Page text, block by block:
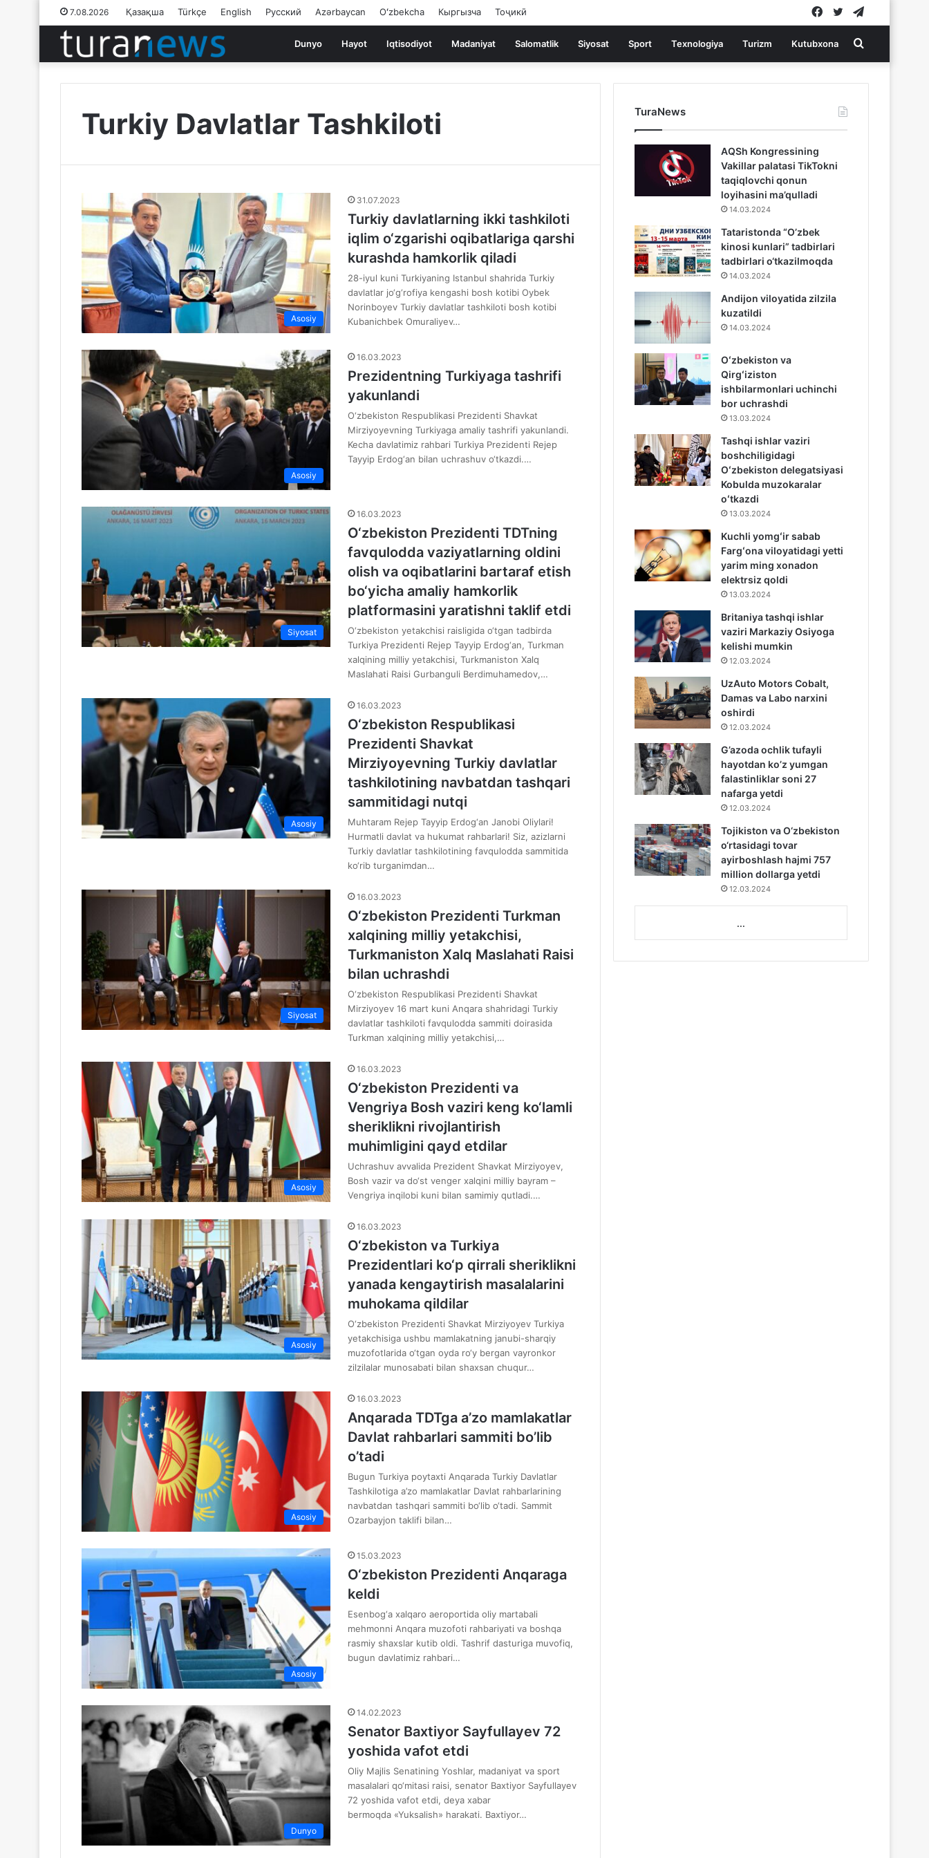
7.08.2026 Қазақша Türkçe English Русский Azərbaycan Oʻzbekcha Кыргызча Тоҷикӣ Twitter
Facebook
Dunyo Hayot Iqtisodiyot Madaniyat Salomatlik Siyosat Sport Texnologiya Turizm Kutubxona Search
for
Turkiy Davlatlar Tashkiloti
Asosiy
31.07.2023
Turkiy davlatlarning ikki tashkiloti
iqlim o‘zgarishi oqibatlariga qarshi
kurashda hamkorlik qiladi
28-iyul kuni Turkiyaning Istanbul shahrida Turkiy
davlatlar jo‘g‘rofiya kengashi bosh kotibi Oybek
Norinboyev Turkiy davlatlar tashkiloti bosh kotibi
Kubanichbek Omuraliyev…
Asosiy
16.03.2023
Prezidentning Turkiyaga tashrifi
yakunlandi
O‘zbekiston Respublikasi Prezidenti Shavkat
Mirziyoyevning Turkiyaga amaliy tashrifi yakunlandi.
Kecha davlatimiz rahbari Turkiya Prezidenti Rejep
Tayyip Erdog‘an bilan uchrashuv o‘tkazdi.…
Siyosat
16.03.2023
O‘zbekiston Prezidenti TDTning
favqulodda vaziyatlarning oldini
olish va oqibatlarini bartaraf etish
bo‘yicha amaliy hamkorlik
platformasini yaratishni taklif etdi
O‘zbekiston yetakchisi raisligida o‘tgan tadbirda
Turkiya Prezidenti Rejep Tayyip Erdog‘an, Turkman
xalqining milliy yetakchisi, Turkmaniston Xalq
Maslahati Raisi Gurbanguli Berdimuhamedov,…
Asosiy
16.03.2023
​​​​​​​O‘zbekiston Respublikasi
Prezidenti Shavkat
Mirziyoyevning Turkiy davlatlar
tashkilotining navbatdan tashqari
sammitidagi nutqi
Muhtaram Rejep Tayyip Erdog‘an Janobi Oliylari!
Hurmatli davlat va hukumat rahbarlari! Siz, azizlarni
Turkiy davlatlar tashkilotining favqulodda sammitida
ko‘rib turganimdan…
Siyosat
16.03.2023
O‘zbekiston Prezidenti Turkman
xalqining milliy yetakchisi,
Turkmaniston Xalq Maslahati Raisi
bilan uchrashdi
O‘zbekiston Respublikasi Prezidenti Shavkat
Mirziyoyev 16 mart kuni Anqara shahridagi Turkiy
davlatlar tashkiloti favqulodda sammiti doirasida
Turkman xalqining milliy yetakchisi,…
Asosiy
16.03.2023
O‘zbekiston Prezidenti va
Vengriya Bosh vaziri keng ko‘lamli
sheriklikni rivojlantirish
muhimligini qayd etdilar
Uchrashuv avvalida Prezident Shavkat Mirziyoyev,
Bosh vazir va do‘st venger xalqini milliy bayram –
Vengriya inqilobi kuni bilan samimiy qutladi.…
Asosiy
16.03.2023
O‘zbekiston va Turkiya
Prezidentlari ko‘p qirrali sheriklikni
yanada kengaytirish masalalarini
muhokama qildilar
O‘zbekiston Prezidenti Shavkat Mirziyoyev Turkiya
yetakchisiga ushbu mamlakatning janubi-sharqiy
muzofotlarida o‘tgan oyda ro‘y bergan vayronkor
zilzilalar munosabati bilan shaxsan chuqur…
Asosiy
16.03.2023
Anqarada TDTga a’zo mamlakatlar
Davlat rahbarlari sammiti bo’lib
o’tadi
Bugun Turkiya poytaxti Anqarada Turkiy Davlatlar
Tashkilotiga a’zo mamlakatlar Davlat rahbarlarining
navbatdan tashqari sammiti bo‘lib o‘tadi. Sammit
Ozarbayjon taklifi bilan…
Asosiy
15.03.2023
O‘zbekiston Prezidenti Anqaraga
keldi
Esenbog‘a xalqaro aeroportida oliy martabali
mehmonni Anqara muzofoti rahbariyati va boshqa
rasmiy shaxslar kutib oldi. Tashrif dasturiga muvofiq,
bugun davlatimiz rahbari…
Dunyo
14.02.2023
Senator Baxtiyor Sayfullayev 72
yoshida vafot etdi
Oliy Majlis Senatining Yoshlar, madaniyat va sport
masalalari qo‘mitasi raisi, senator Baxtiyor Sayfullayev
72 yoshida vafot etdi, deya xabar
bermoqda «Yuksalish» harakati. Baxtiyor…
TuraNews
AQSh Kongressining
Vakillar palatasi TikTokni
taqiqlovchi qonun
loyihasini ma’qulladi
14.03.2024
Tataristonda “O’zbek
kinosi kunlari” tadbirlari
tadbirlari o‘tkazilmoqda
14.03.2024
Andijon viloyatida zilzila
kuzatildi
14.03.2024
Oʻzbekiston va
Qirgʻiziston
ishbilarmonlari uchinchi
bor uchrashdi
13.03.2024
Tashqi ishlar vaziri
boshchiligidagi
Oʻzbekiston delegatsiyasi
Kobulda muzokaralar
oʻtkazdi
13.03.2024
Kuchli yomgʻir sabab
Fargʻona viloyatidagi yetti
yarim ming xonadon
elektrsiz qoldi
13.03.2024
Britaniya tashqi ishlar
vaziri Markaziy Osiyoga
kelishi mumkin
12.03.2024
UzAuto Motors Cobalt,
Damas va Labo narxini
oshirdi
12.03.2024
G’azoda ochlik tufayli
hayotdan ko’z yumgan
falastinliklar soni 27
nafarga yetdi
12.03.2024
Tojikiston va O‘zbekiston
o‘rtasidagi tovar
ayirboshlash hajmi 757
million dollarga yetdi
12.03.2024
...